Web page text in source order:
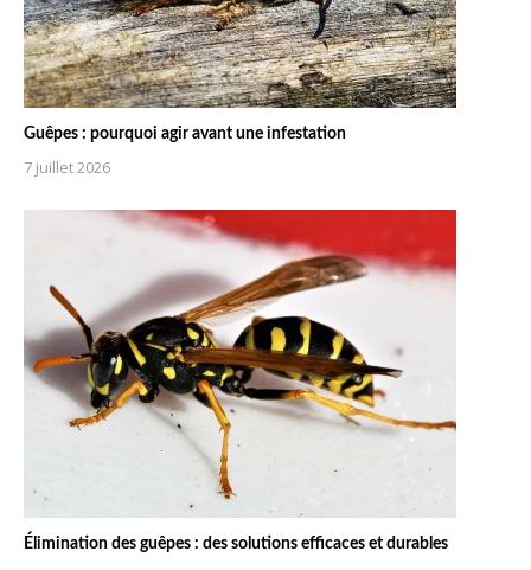
Guêpes : pourquoi agir avant une infestation
7 juillet 2026
Élimination des guêpes : des solutions efficaces et durables